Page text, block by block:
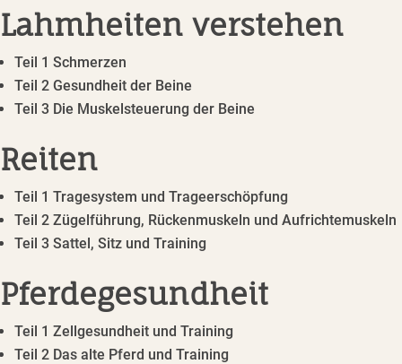
Lahmheiten verstehen
Teil 1 Schmerzen
Teil 2 Gesundheit der Beine
Teil 3 Die Muskelsteuerung der Beine
Reiten
Teil 1 Tragesystem und Trageerschöpfung
Teil 2 Zügelführung, Rückenmuskeln und Aufrichtemuskeln
Teil 3 Sattel, Sitz und Training
Pferdegesundheit
Teil 1 Zellgesundheit und Training
Teil 2 Das alte Pferd und Training